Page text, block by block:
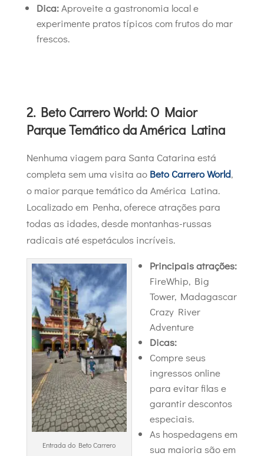
Dica:Aproveite a gastronomia local e
experimente pratos típicos com frutos do mar
frescos.
2. Beto Carrero World: O Maior
Parque Temático da América Latina
Nenhuma viagem para Santa Catarina está
completa sem uma visita ao Beto Carrero World,
o maior parque temático da América Latina.
Localizado em Penha, oferece atrações para
todas as idades, desde montanhas-russas
radicais até espetáculos incríveis.
Entrada do Beto Carrero
Principais atrações:
FireWhip, Big
Tower, Madagascar
Crazy River
Adventure
Dicas:
Compre seus
ingressos online
para evitar filas e
garantir descontos
especiais.
As hospedagens em
sua maioria são em